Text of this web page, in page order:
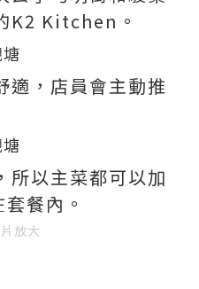
K2 Kitchen。
適，店員會主動推
所以主菜都可以加
餐內。
放大